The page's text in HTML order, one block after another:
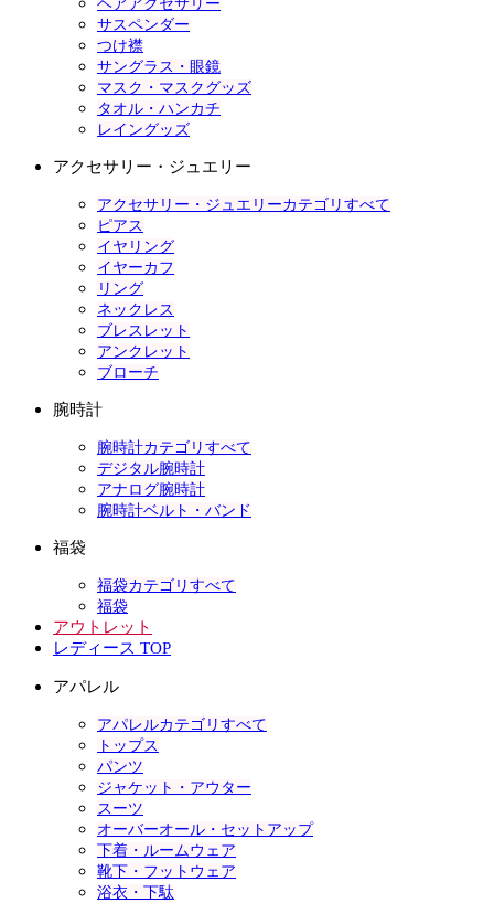
ヘアアクセサリー
サスペンダー
つけ襟
サングラス・眼鏡
マスク・マスクグッズ
タオル・ハンカチ
レイングッズ
アクセサリー・ジュエリー
アクセサリー・ジュエリーカテゴリすべて
ピアス
イヤリング
イヤーカフ
リング
ネックレス
ブレスレット
アンクレット
ブローチ
腕時計
腕時計カテゴリすべて
デジタル腕時計
アナログ腕時計
腕時計ベルト・バンド
福袋
福袋カテゴリすべて
福袋
アウトレット
レディース TOP
アパレル
アパレルカテゴリすべて
トップス
パンツ
ジャケット・アウター
スーツ
オーバーオール・セットアップ
下着・ルームウェア
靴下・フットウェア
浴衣・下駄